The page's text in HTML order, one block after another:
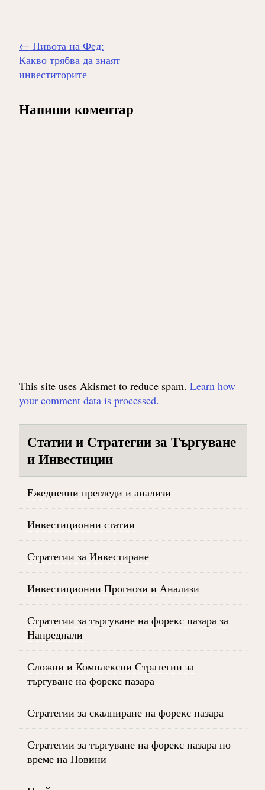
Навигиране
на
публикацията
← Пивота на Фед:
Какво трябва да знаят
инвеститорите
Напиши коментар
This site uses Akismet to reduce spam. Learn how
your comment data is processed.
Статии и Стратегии за Търгуване
и Инвестиции
Ежедневни прегледи и анализи
Инвестиционни статии
Стратегии за Инвестиране
Инвестиционни Прогнози и Анализи
Стратегии за търгуване на форекс пазара за
Напреднали
Сложни и Комплексни Стратегии за
търгуване на форекс пазара
Стратегии за скалпиране на форекс пазара
Стратегии за търгуване на форекс пазара по
време на Новини